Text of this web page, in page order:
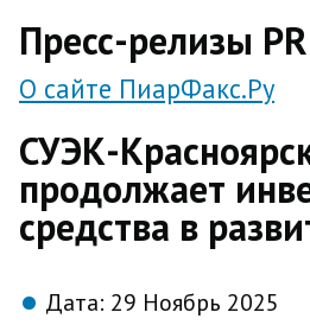
Пресс-релизы
О сайте ПиарФакс.Ру
СУЭК-
продолжает
средства в
Дата: 29 Ноябрь 2025